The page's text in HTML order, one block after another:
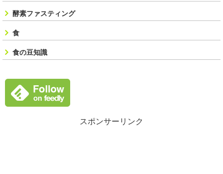
酵素ファスティング
食
食の豆知識
スポンサーリンク